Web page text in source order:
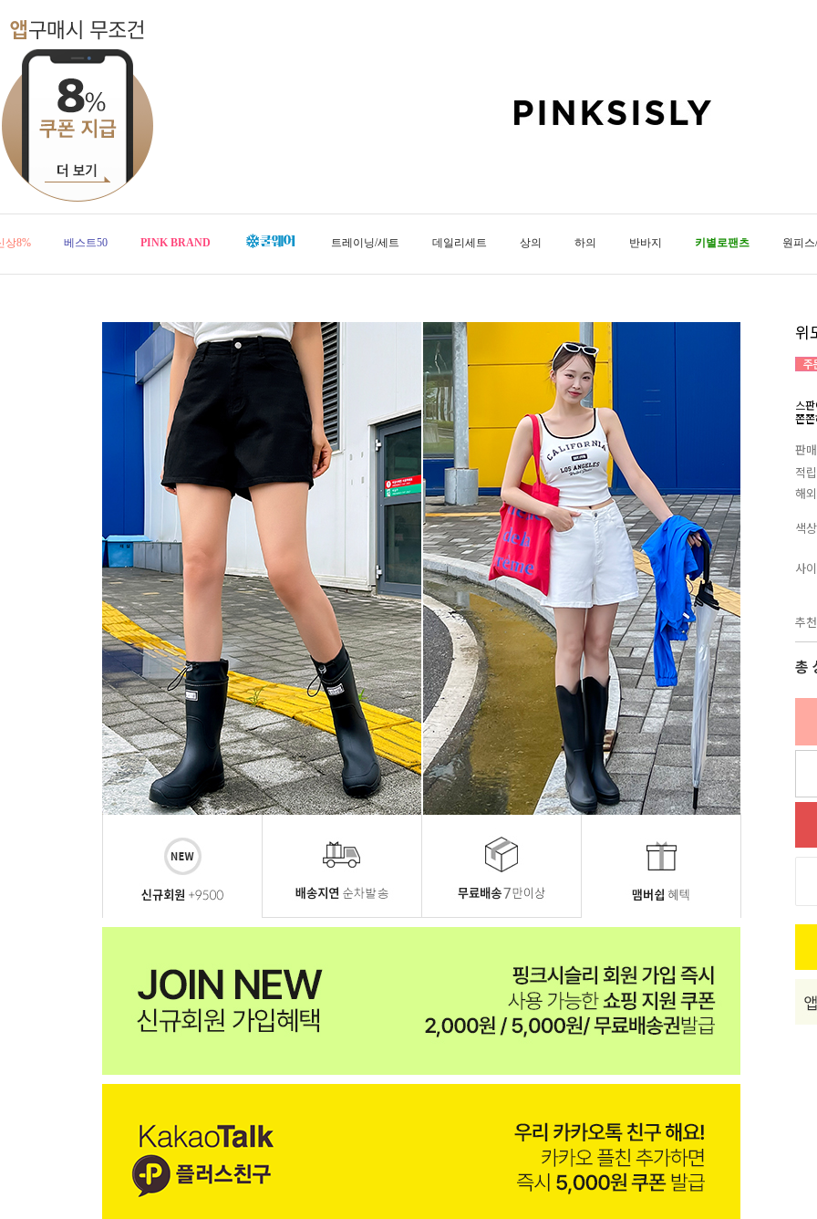
상8% 베스트50 PINK BRAND 트레이닝/세트 데일리세트 상의 하의 반바지 키별로팬츠 원피
위
스
쫀
판
적
해
색상
사
추
총